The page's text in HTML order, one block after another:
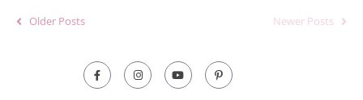
Older Posts Newer Posts